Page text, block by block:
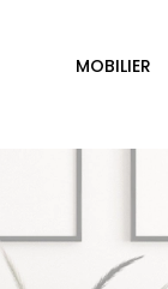
MOBILIER